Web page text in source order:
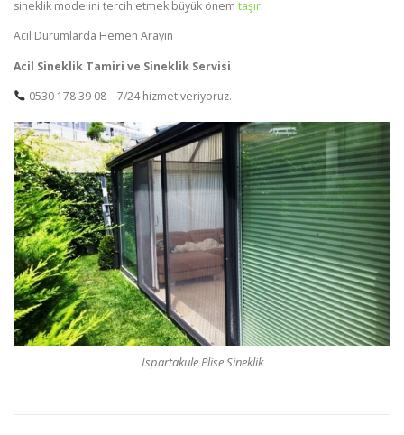
sineklik modelini tercih etmek büyük önem taşır.
Acil Durumlarda Hemen Arayın
Acil Sineklik Tamiri ve Sineklik Servisi
0530 178 39 08 – 7/24 hizmet veriyoruz.
Ispartakule Plise Sineklik